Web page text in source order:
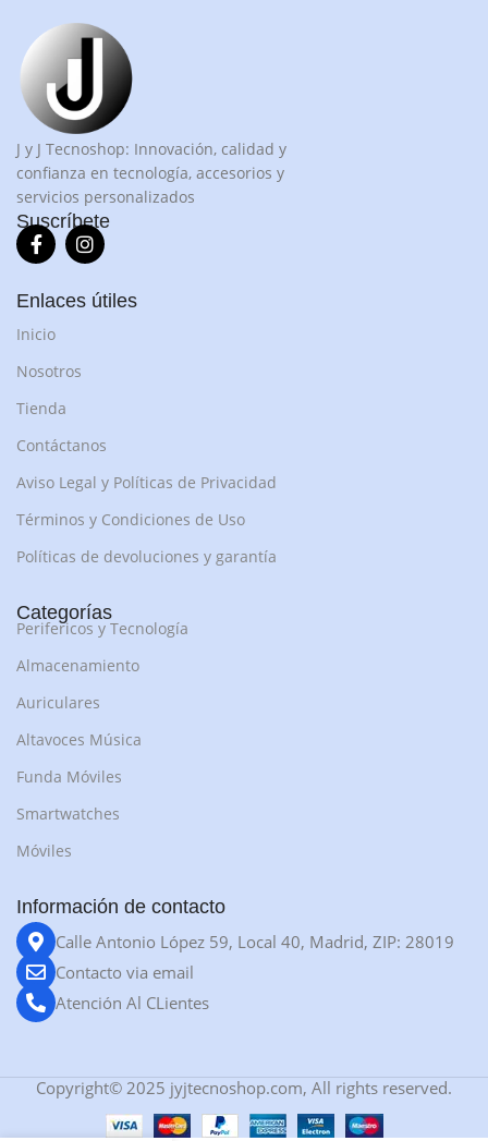
J y J Tecnoshop: Innovación, calidad y
confianza en tecnología, accesorios y
servicios personalizados
Suscríbete
Enlaces útiles
Inicio
Nosotros
Tienda
Contáctanos
Aviso Legal y Políticas de Privacidad
Términos y Condiciones de Uso
Políticas de devoluciones y garantía
Categorías
Perifericos y Tecnología
Almacenamiento
Auriculares
Altavoces Música
Funda Móviles
Smartwatches
Móviles
Información de contacto
Calle Antonio López 59, Local 40, Madrid, ZIP: 28019
Contacto via email
Atención Al CLientes
Copyright© 2025 jyjtecnoshop.com, All rights reserved.